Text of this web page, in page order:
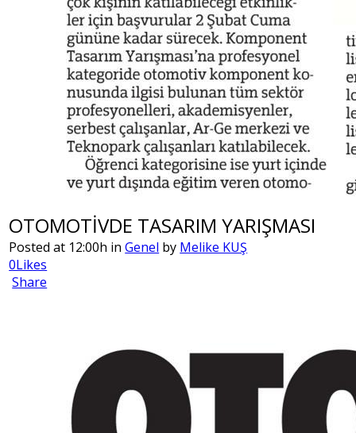
OTOMOTİVDE TASARIM YARIŞMASI
Posted at 12:00h inGenel by Melike KUŞ
0Likes
Share